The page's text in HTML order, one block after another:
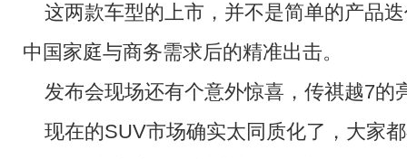
这两款车型的上市，并不是简单的产品
中国家庭与商务需求后的精准出击。
发布会现场还有个意外惊喜，传祺越7的
现在的SUV市场确实太同质化了，大家